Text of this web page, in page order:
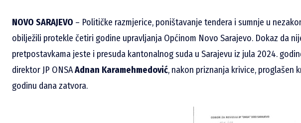
NOVO SARAJEVO – Političke razmjerice, poništavanje tendera i sumnje u
obilježili protekle četiri godine upravljanja Općinom Novo Sarajevo. Dokaz da
pretpostavkama jeste i presuda kantonalnog suda u Sarajevu iz jula 2024.
direktor JP ONSAAdnan Karamehmedović, nakon priznanja krivice, proglašen
godinu dana zatvora.